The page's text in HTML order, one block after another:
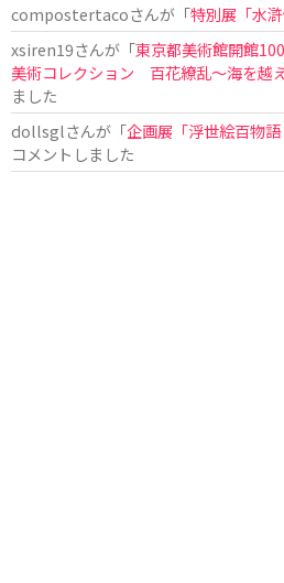
compostertacoさんが「特別展「水滸
xsiren19さんが「東京都美術館開館
美術コレクション 百花繚乱～海を越
ました
dollsglさんが「企画展「浮世絵百物
コメントしました